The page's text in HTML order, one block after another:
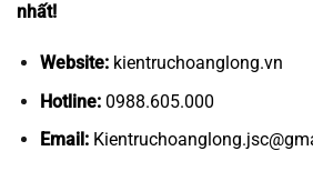
nhất!
Website:kientruchoanglong.vn
Hotline:0988.605.000
Email: